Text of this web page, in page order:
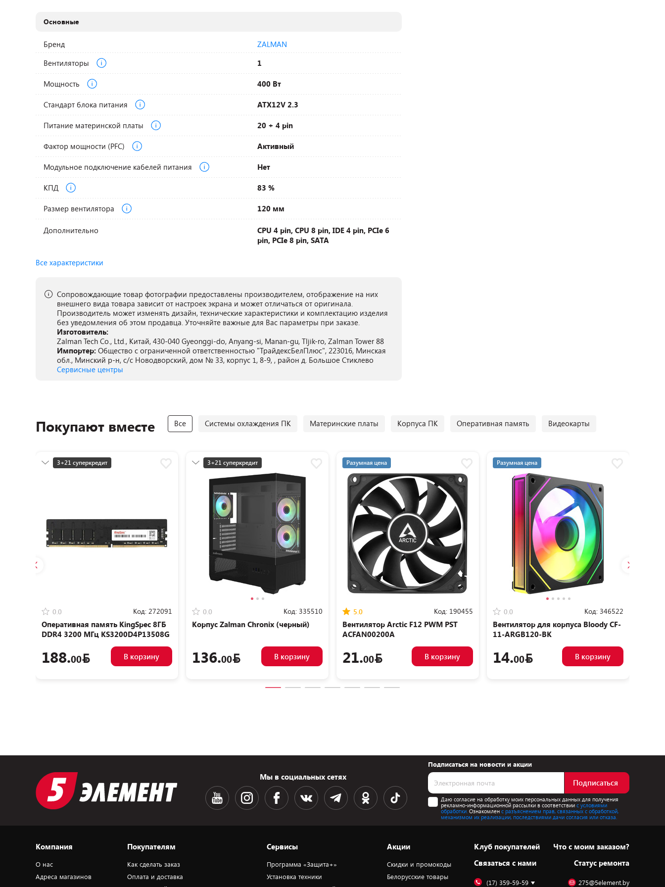
Основные
Бренд
ZALMAN
Вентиляторы
1
Мощность 400 Вт
Стандарт блока питания ATX12V 2.3
Питание материнской платы 20 + 4 pin
Фактор мощности (PFC) Активный
Модульное подключение кабелей питания Нет
КПД 83 %
Размер вентилятора 120 мм
Дополнительно
CPU 4 pin, CPU 8 pin, IDE 4 pin, PCIe 6
pin, PCIe 8 pin, SATA
Все характеристики
Сопровождающие товар фотографии предоставлены производителем, отображение на них
внешнего вида товара зависит от настроек экрана и может отличаться от оригинала.
Производитель может изменять дизайн, технические характеристики и комплектацию изделия
без уведомления об этом продавца. Уточняйте важные для Вас параметры при заказе.
Изготовитель:
Zalman Tech Co., Ltd., Китай, 430-040 Gyeonggi-do, Anyang-si, Manan-gu, Tljik-ro, Zalman Tower 88
Импортер: Общество с ограниченной ответственностью "ТрайдексБелПлюс", 223016, Минская
обл., Минский р-н, с/с Новодворский, дом № 33, корпус 1, 8-9, , район д. Большое Стиклево
Сервисные центры
Покупают вместе Все Системы охлаждения ПК Материнские платы Корпуса ПК Оперативная память Видеокарты
3+21 суперкредит
0.0 Код: 272091
Оперативная память KingSpec 8ГБ
DDR4 3200 МГц KS3200D4P13508G
188.00 В корзину
3+21 суперкредит
Разумная цена
0.0 Код: 335510
Корпус Zalman Chronix (черный)
136.00 В корзину
Разумная цена
5.0 Код: 190455
Вентилятор Arctic F12 PWM PST
ACFAN00200A
21.00 В корзину
Разумная цена
0.0 Код: 346522
Вентилятор для корпуса Bloody CF-
11-ARGB120-BK
14.00 В корзину
Мы в социальных сетях
Подписаться на новости и акции
Подписаться
Даю согласие на обработку моих персональных данных для получения
рекламно-информационной рассылки в соответствиис условиями
обработки. Ознакомлен с разъяснением прав, связанных с обработкой,
механизмом их реализации, последствиями дачи согласия или отказа.
Компания
О нас
Адреса магазинов
Покупателям
Как сделать заказ
Оплата и доставка
Сервисы
Программа «Защита+»
Установка техники
Акции
Скидки и промокоды
Белорусские товары
Клуб покупателей
Cвязаться с нами
Что с моим заказом?
Статус ремонта
(17) 359-59-59 275@5element.by